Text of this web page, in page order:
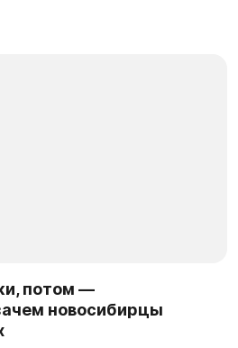
потом —
новосибирцы